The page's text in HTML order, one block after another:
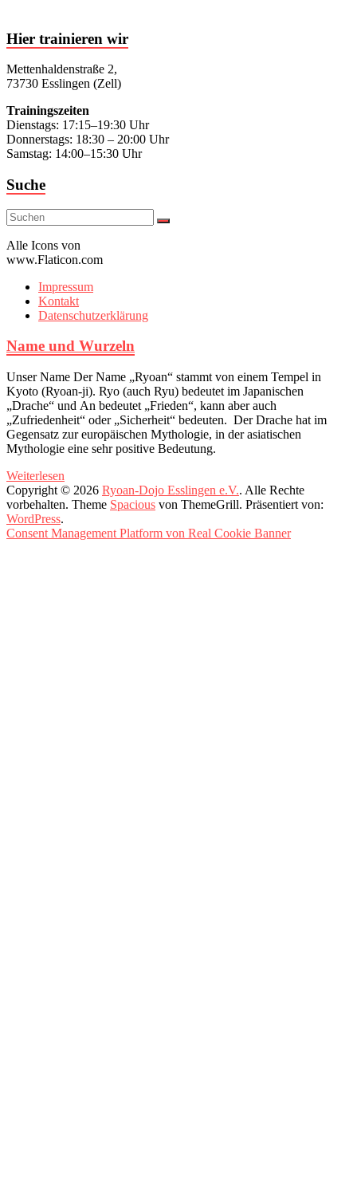
Hier trainieren wir
Mettenhaldenstraße 2,
73730 Esslingen (Zell)
Trainingszeiten
Dienstags: 17:15–19:30 Uhr
Donnerstags: 18:30 – 20:00 Uhr
Samstag: 14:00–15:30 Uhr
Suche
Alle Icons von
www.Flaticon.com
Impressum
Kontakt
Datenschutzerklärung
Name und Wurzeln
Unser Name Der Name „Ryoan“ stammt von einem Tempel in
Kyoto (Ryoan-ji). Ryo (auch Ryu) bedeutet im Japanischen
„Drache“ und An bedeutet „Frieden“, kann aber auch
„Zufriedenheit“ oder „Sicherheit“ bedeuten. Der Drache hat im
Gegensatz zur europäischen Mythologie, in der asiatischen
Mythologie eine sehr positive Bedeutung.
Weiterlesen
Copyright © 2026 Ryoan-Dojo Esslingen e.V.. Alle Rechte
vorbehalten. Theme Spacious von ThemeGrill. Präsentiert von:
WordPress.
Consent Management Platform von Real Cookie Banner